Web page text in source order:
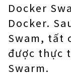
Docker
Docker.
Swam, tất
được thực
Swarm.